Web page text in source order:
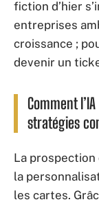
fiction d’hier
entreprises
croissance ;
devenir un
Comment
stratégies
La prospection
la
les cartes.